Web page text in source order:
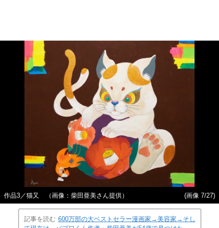
作品3／猫又 （画像：柴田亜美さん提供） (画像 7/27)
記事を読む 600万部の大ベストセラー漫画家→美容家→そし